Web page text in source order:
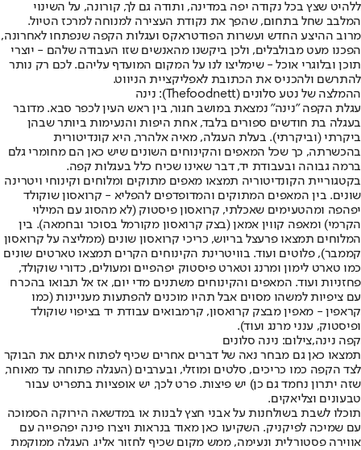
ללהיט שצץ בכל נקודה יפה במדינה, ותודה גם לך, קורונה, על השינוי
המלבב שחל בתחום, שהפך את נקודת העצירה למנוחה למרכז הטיול.
מרוב ההיצע החדש ועשרות הפודטראקס ועגלות הקפה שנפתחו לאחרונה,
הפכנו מעט מבולבלים, ולכן ביקשנו מהאנשים שזו העבודה שלהם - יוצרי
תוכן ובלוגרי אוכל - שימליצו לנו על המקום המועדף עליהם. לכם רק נותר
להתרשם ולהכניס את הכתובת לאפליקציית הניווט.
ההמלצה של נטע סלונים (Thefoodnett): נינה
עגלת הקפה "נינה" נמצאת במושב חגור, בין ראש העין לכפר סבא. מדובר
בעגלה בת חודשים ספורים בלבד, אחת היפות והנעימות ביותר שבהן
ביקרתי (וביקרתי). בעלת העגלה, מאיה אלהרר, היא קונדיטורית
בהכשרתה, כך שכל המאפים והקינוחים השונים שיש כאן הם מחומרי גלם
ברמה גבוהה ובעבודת יד, דבר שאינו שכיח כלל בעגלות קפה.
בקטגוריית הקונדיטוריה תמצאו מאפים מתוקים ומלוחים וקינוחי ויטרינה
שונים. בין המאפים המתוקים והמדופדפים להפליא - קרואסון שוקולד
יפהפה ומהטעימים שאכלתי, קרואסון פיסטוק (לא מהסוג עם המילוי
הקרמי) ומאפה קווין אמאן (בצק קרואסון מקורמל בסוכר ובחמאה). בין
המלוחים תמצאו פרעצל בריוש, כריכי קרואסון שונים (ממליצה על קרואסון
קממבר), פלוטים ועוד. בוויטרינת הקינוחים הקרים תמצאו טארטים שונים
כמו טארט לימון ומרנג וטארט פיסטוק יפהפיים ומעולים, כדורי שוקולד,
פחזניות ועוד. המאפים והקינוחים משתנים מדי יום, אז אל תבואו בהכרח
עם ציפיות למשהו מסוים אבל תהיו מוכנים להפתעות מעניינות (כמו
קראפין - מאפין מבצק קרואסון, קרמבואים עבודת יד בציפוי שוקולד
ופיסטוק, ענני מרנג ועוד).
קפה נינה,צילום: נינה סלונים
תמצאו כאן גם מבחר נאה של דברים אחרים שכיף לפתוח איתם את הבוקר
לצד הקפה כמו כריכים, סלטים ומוזלי, ובערבים (העגלה פתוחה עד מאוחר,
שזה יתרון נחמד גם כן) יש פיצות. פרט לכך, יש אופציות בתפריט עבור
טבעונים וצליאקים.
תוכלו לשבת בשולחנות על אבני חצץ לבנות או במדשאה הירוקה הסמוכה
עם שמיכה לפיקניק. השקיעו כאן מאוד בנראות ויצרו פינה יפהפייה עם
אווירה פסטורלית ונעימה, ממש מקום שכיף לחזור אליו. העגלה ממוקמת